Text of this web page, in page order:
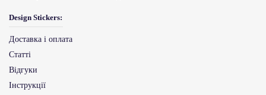
Design Stickers:
Доставка і оплата
Статті
Відгуки
Інструкції